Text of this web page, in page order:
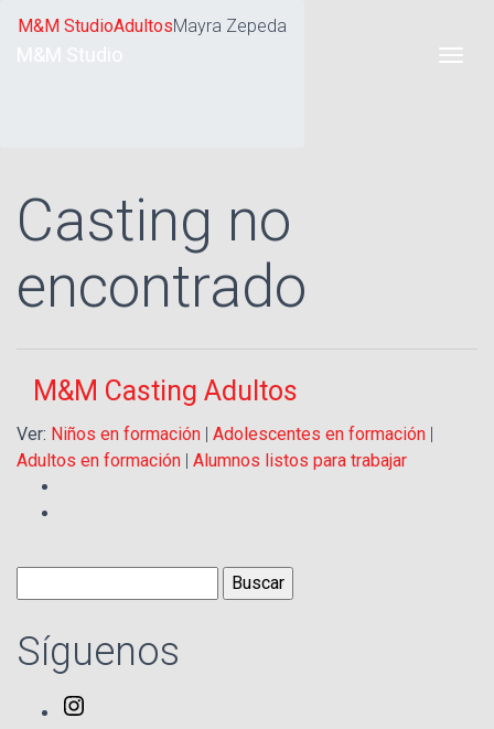
M&M StudioAdultosMayra Zepeda
Casting no
encontrado
M&M Casting Adultos
Ver: Niños en formación | Adolescentes en formación |
Adultos en formación | Alumnos listos para trabajar
Buscar:
Síguenos